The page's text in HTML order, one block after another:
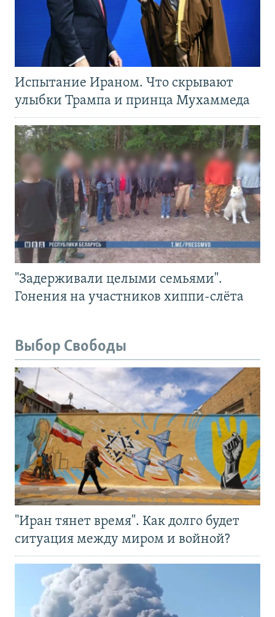
Испытание Ираном. Что скрывают
улыбки Трампа и принца Мухаммеда
"Задерживали целыми семьями".
Гонения на участников хиппи-слёта
Выбор Свободы
"Иран тянет время". Как долго будет
ситуация между миром и войной?